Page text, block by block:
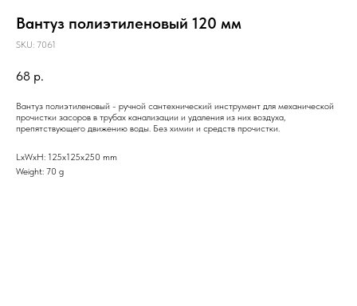
Вантуз полиэтиленовый 120 мм
SKU: 7061
68 р.
Вантуз полиэтиленовый - ручной сантехнический инструмент для механической
прочистки засоров в трубах канализации и удаления из них воздуха,
препятствующего движению воды. Без химии и средств прочистки.
LxWxH: 125x125x250 mm
Weight: 70 g